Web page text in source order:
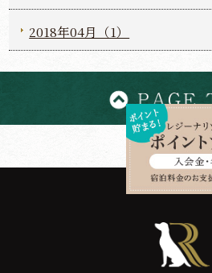
2018年04月（1）